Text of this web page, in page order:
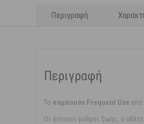
Περιγραφή
Περιγραφή
Το σαμπουάν Frequent Use από
Οι έντονοι ρυθμοί ζωής, ο